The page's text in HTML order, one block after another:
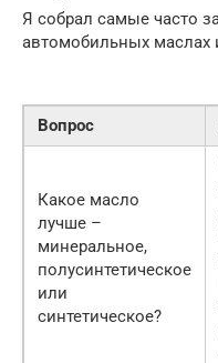
Я собрал самые часто
автомобильных маслах
Вопрос
Какое масло
лучше –
минеральное,
полусинтетическое
или
синтетическое?